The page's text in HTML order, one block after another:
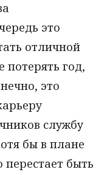
это
отличной
потерять год,
это
службу
бы в плане
быть